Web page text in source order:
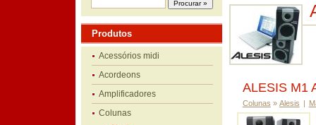
Produtos
Acessórios midi
Acordeons
Amplificadores
Colunas
ALESIS M1
Colunas » Alesis |